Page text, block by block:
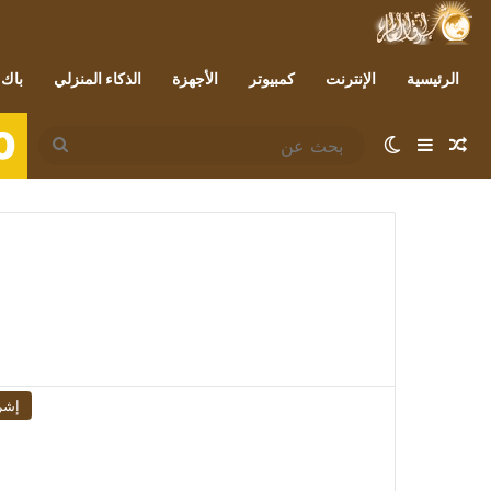
الرئيسية الإنترنت كمبيوتر الأجهزة الذكاء المنزلي
مقال عشوائي
إضافة عمود جانبي
الوضع المظلم
بحث
عن